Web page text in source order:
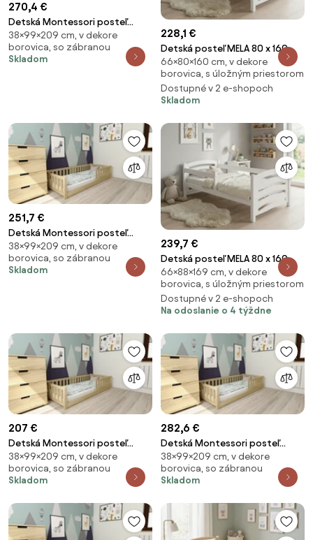
270,4 €
Detská Montessori posteľ
PINELO 90 x 200 cm, borovica
Rošt: S latkovým roštom,
Matrac: Matrac SOMNIA 18 cm
38×99×209 cm, v dekore
borovica, so zábranou
Skladom
228,1 €
Detská posteľ MELA 80 x 160
cm, biela Rošt: Bez roštu,
Matrac: Matrac COCO 10 cm
66×80×160 cm, v dekore
borovica, s úložným priestorom
Dostupné v 2 e-shopoch
Skladom
251,7 €
Detská Montessori posteľ
PINELO 90 x 200 cm, borovica
Rošt: Bez roštu, Matrac:
Matrac SOMNIA 18 cm
38×99×209 cm, v dekore
borovica, so zábranou
Skladom
239,7 €
Detská posteľ MELA 80 x 160
cm, biela Rošt: S lamelovým
roštom, Matrac: Matrac
COCO 10 cm
66×88×169 cm, v dekore
borovica, s úložným priestorom
Dostupné v 2 e-shopoch
Na odoslanie o 4 týždne
207 €
Detská Montessori posteľ
PINELO 90 x 200 cm, borovica
Rošt: Bez roštu, Matrac:
Matrac Deluxe 10 cm
38×99×209 cm, v dekore
borovica, so zábranou
Skladom
282,6 €
Detská Montessori posteľ
PINELO 90 x 200 cm, borovica
Rošt: S latkovým roštom,
Matrac: Matrac Coco Maxi 20
38×99×209 cm, v dekore
borovica, so zábranou
Skladom